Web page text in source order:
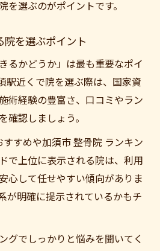
を選ぶのがポイントです。
院を選ぶポイント
るかどうか」は最も重要なポイ
駅近くで院を選ぶ際は、国家資
術経験の豊富さ、口コミやラン
確認しましょう。
すめや加須市 整骨院 ランキン
で上位に表示される院は、利用
心して任せやすい傾向がありま
が明確に提示されているかもチ
グでしっかりと悩みを聞いてく